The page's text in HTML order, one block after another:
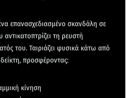
επανασχεδιασμένο σκανδάλη σε
τη ρευστή
του. Ταιριάζει φυσικά κάτω από
προσφέροντας:
κίνηση